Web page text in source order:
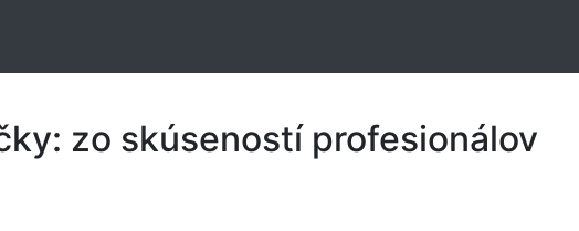
zo skúseností profesionálov